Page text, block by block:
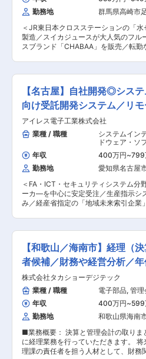
代）、メンバー4名（20代） ■本ポジションの魅
力： エンジニアの育成の観点から、本
ームで開発を進めることを大切にし、
が主体的に開発業務に取り組める環境
おります。仕上がりの全体イメージを
メンバー同士で意見を出し合いながら
ます。 変更の範囲：会社の定める業務
特徴： ◇当社が手掛けるエクステリア
のトレンドだけでなく、ヨーロッパや
中国、オーストラリア等、世界各地の
ーデン事情を反映し、真の価値を追求
す。 ◇これまで築き上げた企業リソー
つつ、柔軟な視点で様々なアイデアを
身の感性に深みを与える姿勢が大切
で、トータルでアイデアを反映出来る
工程を経て製品が実際に世に出た時の
としおです。 ■配属先： 配属となるプロダクト
デザインセンターには、20代〜40代の
籍しています。 ■当社について： ガーデンライ
フスタイルメーカー業界で他に例のな
として、庭での暮らしに関するガーデ
エクステリア用品迄幅広く取り揃えて
界内でも先駆を切って照明機器分野に
ルーオーシャンへの開拓をすることで
大をしています。また、プロユーザー
ステリア商材は、自社製造工場を国内
で、顧客のニーズに合わせた短納期か
は、中国の自社工場で生産し、日本だ
外販売グループ会社を経由し、グロー
すが、ご本人の適性により当社業務全
可能性がございます。
勤務地
群馬県高崎市
＜JR東日本クロスステーションの「水
製造／スイカジュースが大人気のフル
スブランド「CHABAA」を販売／転勤
として製品の販売管理をまずはご担当
ゆくゆくは製品企画といった業務をお
す。新規営業や飛び込みはなく、既に
るお客様の担当からお任せします。 ※
スキルに応じて業務をお任せします。 ■業務詳
細： ・販売・製造管理（納期・コスト
小売り業者に対しての販売促進活動 ・
に基づいた製品企画・販売企画 ※ご入
ルに応じて業務をお任せしますが、直
る業務内容は販売管理からの予定です。 ■働
方： ・プロジェクトの大小によってチ
するものと個人で担当するものがあり
レックス制を導入しています。 ・月平
は20時間程度です。 ■事業概要： 国内飲料プロ
デュース事業では全国の小売流通企業
飲料プライベート商品の企画／マーケ
画にとどまらず、規格に基づいた自社
して高品質なで安全な商品を製造・提
ネスモデルが当社の強みです。 ■当社について：
・有名メーカー製品のナショナルブラ
スーパー等で販売しているプライベー
まで幅広い飲料を取り扱っており、1年
4,000商品を受託しております。様々
数ロットで効率よく生産できる等、社
備された中で受託製造ができる点が強
コンシューマー向けとして、自然派志
アーモンド飲料やフルーツ果汁100％
ども多く製造・輸入販売を行っており
【名古屋】自社開発◎シス
向け受託開発システム／リ
20h
アイレス電子工業株式会社
業種 / 職種
システムイン
ドウェア・ソ
ンジニア（
ージ開発） プ
（Web・オー
年収 400万円~799
勤務地
愛知県名古屋
＜FA・ICT・セキュリティシステム分
ーカ—を中心に安定受注／生産指示シ
み／経産省指定の「地域未来索引企業」＞ ■
調整といったシステム開発業務をお任
考えております。 ご入社後は、FAシス
現場で、様々なプロジェクト（生産指
ム・ポカヨケシステム・トレーサビリ
ム・稼働管理システムなど）の開発、
（他システム会社）等の進捗管理とい
ム開発の仕事に携わって頂きます。 使
C#、VB.NET（システムの開発に関し
先に依頼するのか自社で設計するのか
です。） ■働き方： 客先に常駐することはなく
トワークにするか出社するかの配分を
だくことが可能です。 ■当社の特徴： 【創業
1980年製造企業との長期的取引からの
【和歌山／海南市】経理（
者候補／財務や経営分析／
株式会社タカショーデジテック
業種 / 職種
電子部品, 管理
年収
400万円~599
勤務地
和歌山県海南
■業務概要： 決算と管理会計の取りま
に経理業務を行っていただきます。 将
理課の責任者を担う人材として、財務